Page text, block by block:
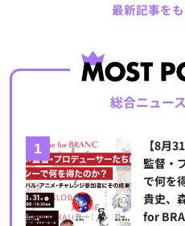
最新記事を
総合ニュー
【8月
監督・
で何を
貴史、
for